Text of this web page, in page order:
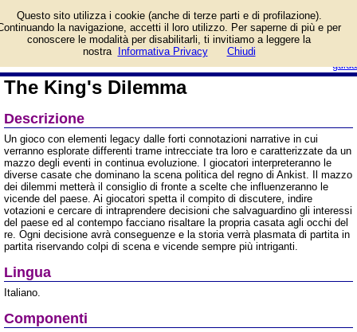
guida
Dilemma e prezzo di
vendita. Prodotto da
The King's Dilemma
Descrizione
Un gioco con elementi legacy dalle forti connotazioni narrative in cui
verranno esplorate differenti trame intrecciate tra loro e caratterizzate da un
mazzo degli eventi in continua evoluzione. I giocatori interpreteranno le
diverse casate che dominano la scena politica del regno di Ankist. Il mazzo
dei dilemmi metterà il consiglio di fronte a scelte che influenzeranno le
vicende del paese. Ai giocatori spetta il compito di discutere, indire
votazioni e cercare di intraprendere decisioni che salvaguardino gli interessi
del paese ed al contempo facciano risaltare la propria casata agli occhi del
re. Ogni decisione avrà conseguenze e la storia verrà plasmata di partita in
partita riservando colpi di scena e vicende sempre più intriganti.
Lingua
Italiano.
Componenti
Questo sito utilizza i cookie (anche di terze parti e di profilazione).
la navigazione, accetti il loro utilizzo. Per saperne di più e per
conoscere le modalità per disabilitarli, ti invitiamo a leggere la
nostra
Informativa Privacy Chiudi